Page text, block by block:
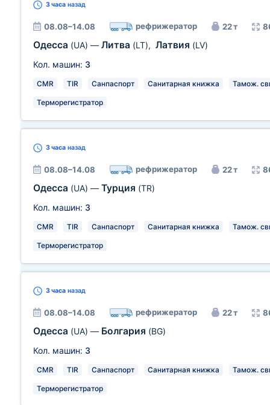
3 часа назад
08.08–14.08 рефрижератор 22 т
Одесса (UA) — Литва (LT), Латвия (LV)
Кол. машин: 3
CMR TIR Санпаспорт Санитарная книжка Тамож.
Терморегистратор
3 часа назад
08.08–14.08 рефрижератор 22 т
Одесса (UA) — Турция (TR)
Кол. машин: 3
CMR TIR Санпаспорт Санитарная книжка Тамож.
Терморегистратор
3 часа назад
08.08–14.08 рефрижератор 22 т
Одесса (UA) — Болгария (BG)
Кол. машин: 3
CMR TIR Санпаспорт Санитарная книжка Тамож.
Терморегистратор